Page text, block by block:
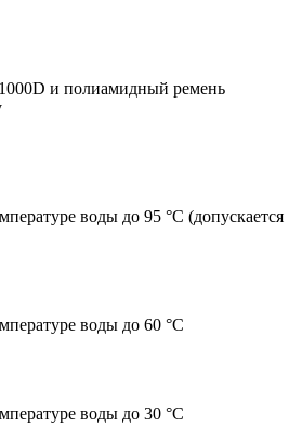
и полиамидный ремень
воды до 95 °C (допускается
воды до 60 °C
воды до 30 °C